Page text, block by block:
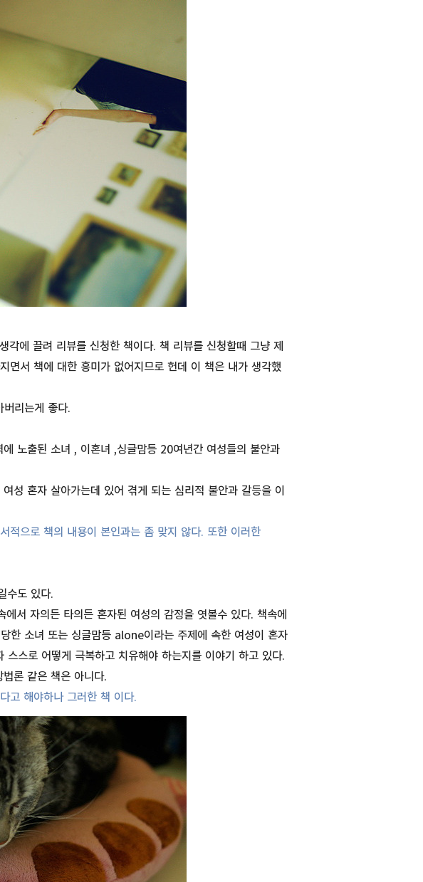
각에 끌려 리뷰를 신청한 책이다. 책 리뷰를 신청할때 그냥 제
면서 책에 대한 흥미가 없어지므로 헌데 이 책은 내가 생각했
리는게 좋다.
노출된 소녀 , 이혼녀 ,싱글맘등 20여년간 여성들의 불안과
성 혼자 살아가는데 있어 겪게 되는 심리적 불안과 갈등을 이
적으로 책의 내용이 본인과는 좀 맞지 않다. 또한 이러한
수도 있다.
서 자의든 타의든 혼자된 여성의 감정을 엿볼수 있다. 책속에
한 소녀 또는 싱글맘등 alone이라는 주제에 속한 여성이 혼자
스로 어떻게 극복하고 치유해야 하는지를 이야기 하고 있다.
론 같은 책은 아니다.
고 해야하나 그러한 책 이다.